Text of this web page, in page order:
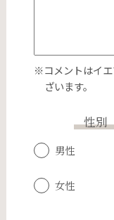
※コメントはイ
ざいます。
性別
男性
女性